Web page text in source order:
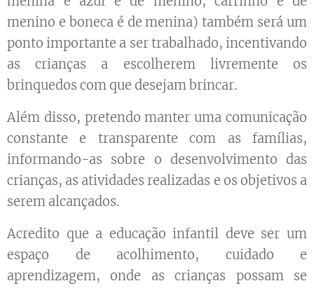
menino e boneca é de menina) também será um
ponto importante a ser trabalhado, incentivando
as crianças a escolherem livremente os
brinquedos com que desejam brincar.
Além disso, pretendo manter uma comunicação
constante e transparente com as famílias,
informando-as sobre o desenvolvimento das
crianças, as atividades realizadas e os objetivos a
serem alcançados.
Acredito que a educação infantil deve ser um
espaço de acolhimento, cuidado e
aprendizagem, onde as crianças possam se